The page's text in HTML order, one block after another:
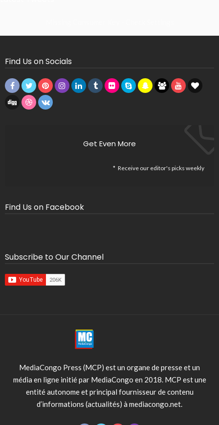
Find Us on Socials
Get Even More
Receive our editor's picks weekly
Find Us on Facebook
Subscribe to Our Channel
MediaCongo Press (MCP) est un organe de presse et un
média en ligne initié par MediaCongo en 2018. MCP est une
entité autonome et principal fournisseur de contenu
d’informations (actualités) à mediacongo.net.